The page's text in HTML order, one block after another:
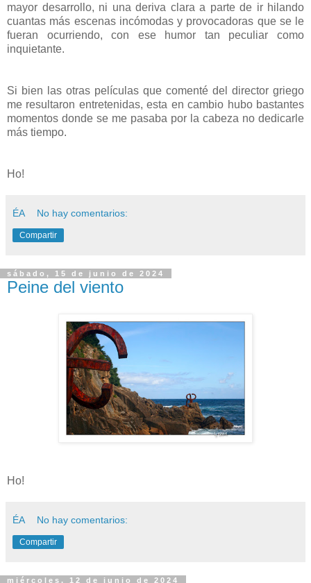
mayor desarrollo, ni una deriva clara a parte de ir hilando
cuantas más escenas incómodas y provocadoras que se le
fueran ocurriendo, con ese humor tan peculiar como
inquietante.
Si bien las otras películas que comenté del director griego
me resultaron entretenidas, esta en cambio hubo bastantes
momentos donde se me pasaba por la cabeza no dedicarle
más tiempo.
Ho!
ÉA No hay comentarios:
Compartir
sábado, 15 de junio de 2024
Peine del viento
Ho!
ÉA No hay comentarios:
Compartir
miércoles, 12 de junio de 2024